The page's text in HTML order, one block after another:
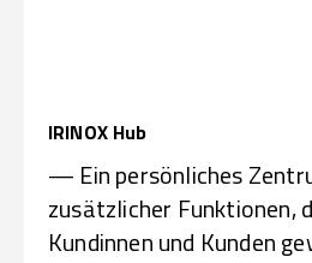
IRINOX Hub
— Ein persönliches
zusätzlicher Funktionen,
Kundinnen und Kunden